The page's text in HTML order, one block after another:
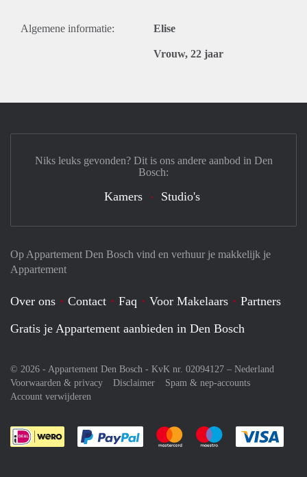
Algemene informatie: Elise
Vrouw, 22 jaar
Op Appartement Den Bosch vind en verhuur je makkelijk je
Appartement
Over ons Contact Faq Voor Makelaars
Partners
Gratis je Appartement aanbieden in Den Bosch
© 2026 - Appartement Den Bosch - KvK nr. 02094127 – Nederland
Voorwaarden & privacy
Disclaimer
Spam & nep-accounts
Account verwijderen
Je rekent gemakkelijk af met Paypal
Je rekent gemakkelijk af met
Je rekent
Niks leuks gevonden? Dit is ons andere aanbod in Den
Bosch:
Kamers Studio's